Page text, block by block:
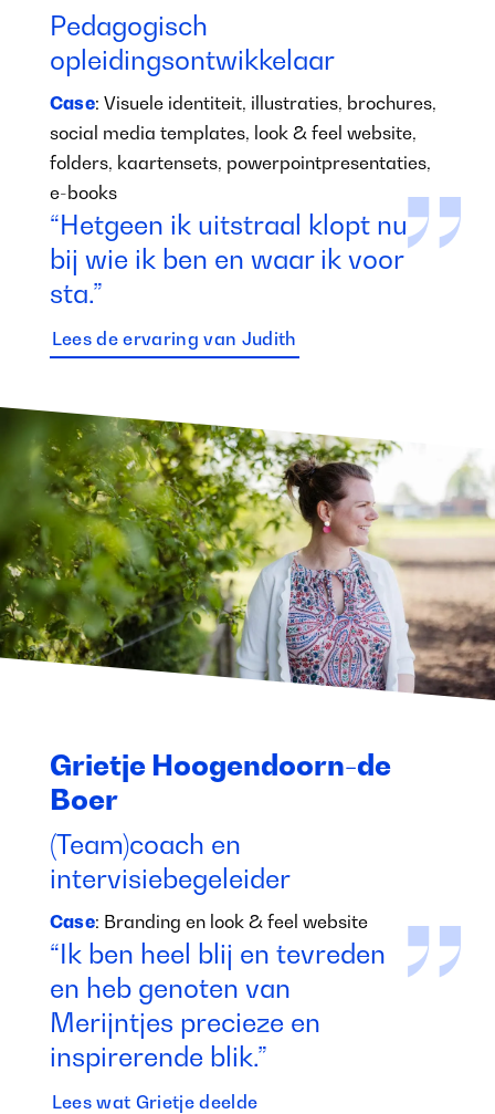
Pedagogisch
opleidingsontwikkelaar
Case: Visuele identiteit, illustraties, brochures,
social media templates, look & feel website,
folders, kaartensets, powerpointpresentaties,
e-books
“Hetgeen ik uitstraal klopt nu
bij wie ik ben en waar ik voor
sta.”
Lees de ervaring van Judith
Grietje Hoogendoorn-de
Boer
(Team)coach en
intervisiebegeleider
Case: Branding en look & feel website
“Ik ben heel blij en tevreden
en heb genoten van
Merijntjes precieze en
inspirerende blik.”
Lees wat Grietje deelde